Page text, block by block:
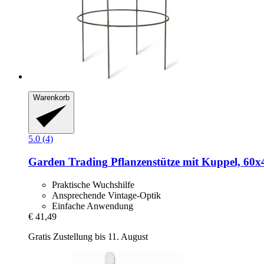
Warenkorb
5.0 (4)
Garden Trading Pflanzenstütze mit Kuppel,
Praktische Wuchshilfe
Ansprechende Vintage-Optik
Einfache Anwendung
€ 41,49
Gratis Zustellung bis 11. August